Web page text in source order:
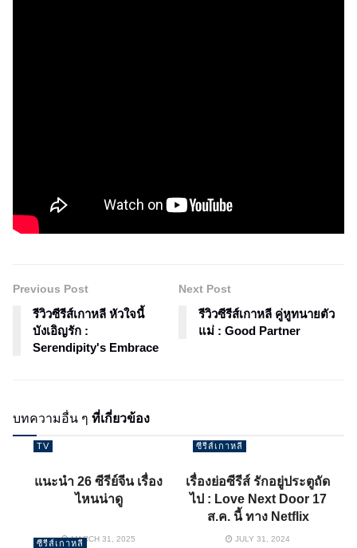
Previous Post
รีวิวซีรีส์เกาหลี หัวใจนี้
บังเอิญรัก :
Serendipity's Embrace
Next Post
รีวิวซีรีส์เกาหลี คู่หูทนายตัว
แม่ : Good Partner
บทความอื่น ๆ ที่เกี่ยวข้อง
TV
แนะนำ 26 ซีรีย์จีน เรื่อง
ไหนน่าดู
MARCH 31, 2025
ซีรีส์เกาหลี
เรื่องย่อซีรีส์ รักอยู่ประตูถัด
ไป : Love Next Door 17
ส.ค. นี้ ทาง Netflix
JULY 31, 2024
ซีรีส์เกาหลี